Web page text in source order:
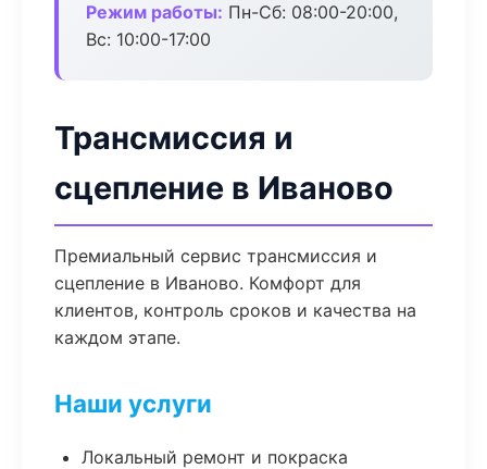
Режим работы: Пн-Сб: 08:00-20:00,
Вс: 10:00-17:00
Трансмиссия и
сцепление в Иваново
Премиальный сервис трансмиссия и
сцепление в Иваново. Комфорт для
клиентов, контроль сроков и качества на
каждом этапе.
Наши услуги
Локальный ремонт и покраска